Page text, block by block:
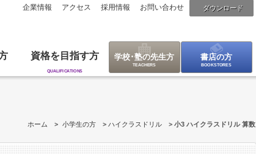
ダウンロード
企業情報 アクセス 採用情報 お問い合わせ
資格を目指す方 学校･塾の先生方 書店の方
ホーム 小学生の方 ハイクラスドリル 小3 ハイクラスドリル 算数